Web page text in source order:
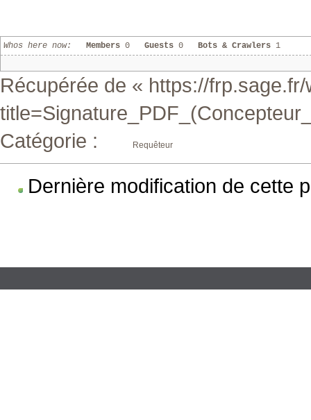
Whos here now: Members 0 Guests 0 Bots & Crawlers 1
Récupérée de « https://
Catégorie : Requêteur
Dernière modification de cette